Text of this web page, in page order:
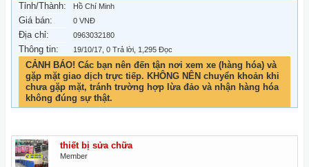
Tỉnh/Thành: Hồ Chí Minh
Giá bán: 0 VNĐ
Địa chỉ: 0963032180
Thông tin: 19/10/17 , 0 Trả lời, 1,295 Đọc
CẢNH BÁO! Các bạn nên đến tận nơi xem xe (hàng hóa) và
gặp mặt giao dịch trực tiếp. KHÔNG NÊN chuyển khoản khi
chưa gặp mặt, tránh trường hợp lừa đảo và nhận hàng hóa
không đúng sự thật.
thiết bị sửa chữa
Member